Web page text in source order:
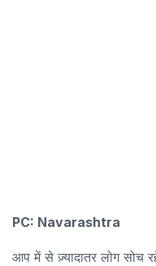
PC: Navarashtra
आप में से ज़्यादातर लोग सोच